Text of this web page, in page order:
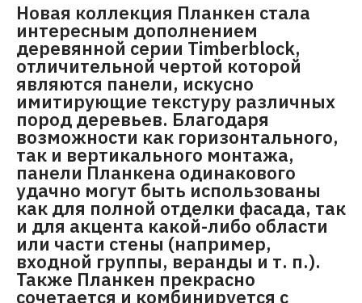
Новая коллекция Планкен стала
интересным дополнением
деревянной серии Timberblock,
отличительной чертой которой
являются панели, искусно
имитирующие текстуру различных
пород деревьев. Благодаря
возможности как горизонтального,
так и вертикального монтажа,
панели Планкена одинакового
удачно могут быть использованы
как для полной отделки фасада, так
и для акцента какой-либо области
или части стены (например,
входной группы, веранды и т. п.).
Также Планкен прекрасно
сочетается и комбинируется с